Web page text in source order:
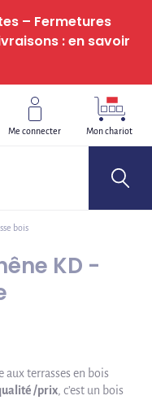
– Fermetures
: en savoir
Me connecter Mon chariot
bois
KD -
aux terrasses en bois
/prix , c’est un bois